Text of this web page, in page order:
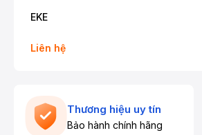
EKE
Liên hệ
Thương hiệu uy tín
Bảo hành chính hãng